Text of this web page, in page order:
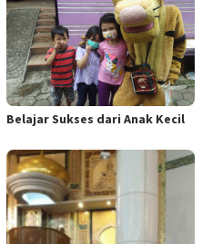
Belajar Sukses dari Anak Kecil